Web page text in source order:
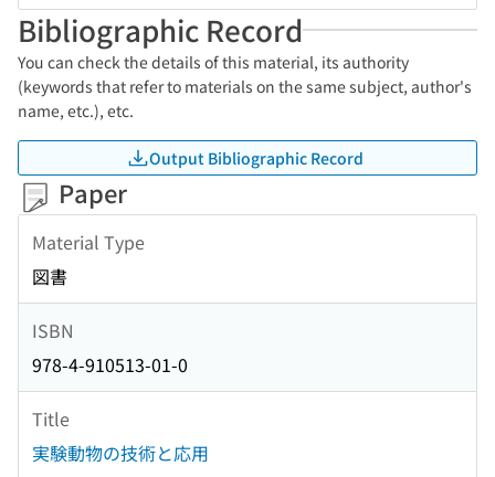
Bibliographic Record
You can check the details of this material, its authority
(keywords that refer to materials on the same subject, author's
name, etc.), etc.
Output Bibliographic Record
Paper
Material Type
図書
ISBN
978-4-910513-01-0
Title
実験動物の技術と応用